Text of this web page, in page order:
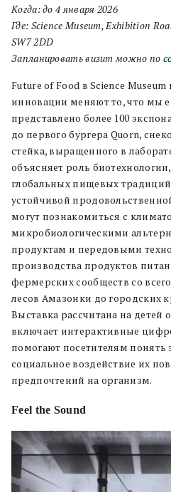
Когда: до 4 января 2026
Где: Science Museum, Exhibition
SW7 2DD
Запланировать визит можно по
Future of Food в Science Museum
инновации меняют то, что мы
представлено более 100
до первого бургера Quorn,
стейка, выращенного в
объясняет роль
глобальных пищевых
устойчивой
могут познакомиться с
микробиологическими
продуктам и передовыми
производства продуктов
фермерских сообществ со
лесов Амазонки до городских
Выставка рассчитана на детей
включает интерактивные
помогают посетителям понять
социальное воздействие их
предпочтений на организм.
Feel the Sound